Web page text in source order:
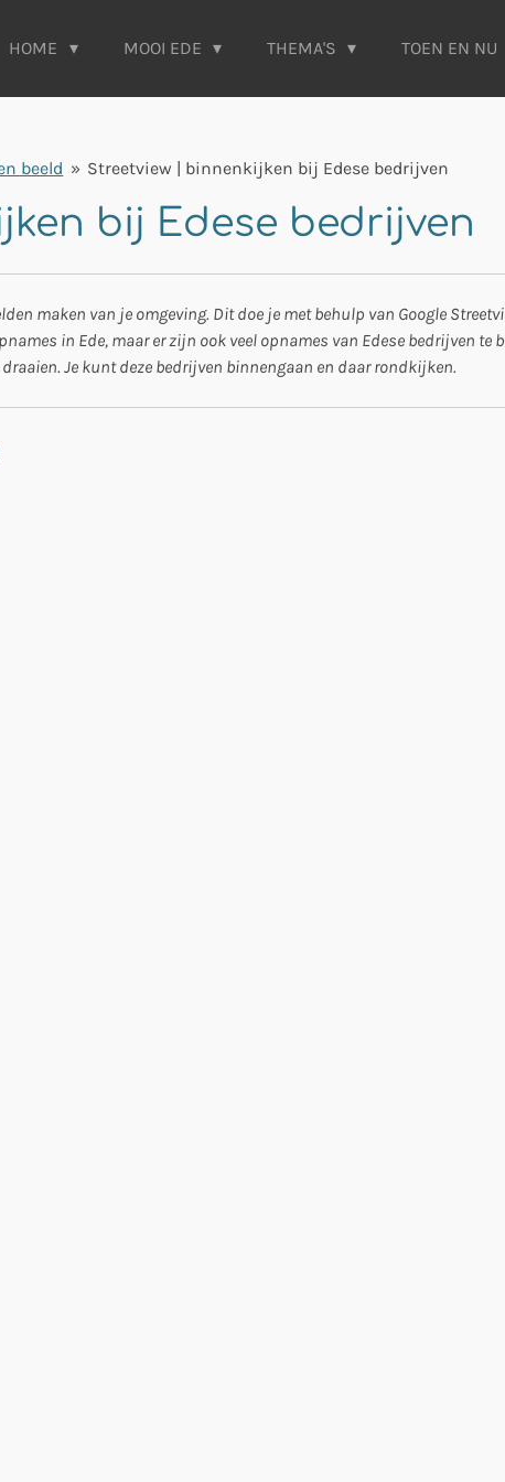
HOME MOOI EDE THEMA'S TOEN EN NU
beeld » Streetview | binnenkijken bij Edese bedrijven
bij Edese bedrijven
maken van je omgeving. Dit doe je met behulp van Google
in Ede, maar er zijn ook veel opnames van Edese bedrijven te
Je kunt deze bedrijven binnengaan en daar rondkijken.